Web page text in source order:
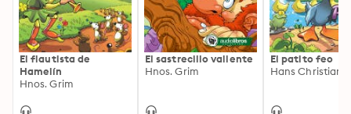
El flautista de
Hamelín
Hnos. Grim
El sastrecillo valiente
Hnos. Grim
El patito feo